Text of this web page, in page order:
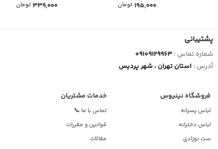
195,000 تومان 339,000 تومان
پشتیبانی
شماره تماس :09109129963
آدرس : استان تهران ، شهر پردیس
فروشگاه نینیوس
لباس پسرانه
لباس دخترانه
ست نوزادی
خدمات مشتریان
تماس با ما 📞
قوانین و مقررات
مقالات